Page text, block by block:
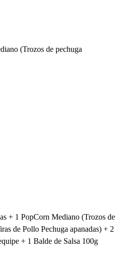
(Trozos de pechuga
+ 1 PopCorn Mediano (Trozos de
de Pollo Pechuga apanadas) + 2
+ 1 Balde de Salsa 100g